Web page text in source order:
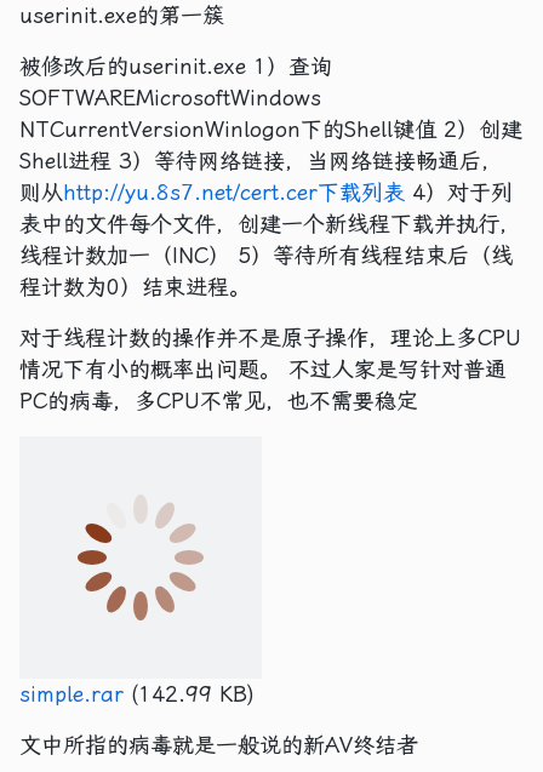
userinit.exe的第一簇
被修改后的userinit.exe 1）查询
SOFTWAREMicrosoftWindows
NTCurrentVersionWinlogon下的Shell键值 2）创建
Shell进程 3）等待网络链接，当网络链接畅通后，
则从http://yu.8s7.net/cert.cer下载列表 4）对于列
表中的文件每个文件，创建一个新线程下载并执行，
线程计数加一（INC） 5）等待所有线程结束后（线
程计数为0）结束进程。
对于线程计数的操作并不是原子操作，理论上多CPU
情况下有小的概率出问题。 不过人家是写针对普通
PC的病毒，多CPU不常见，也不需要稳定
文中所指的病毒就是一般说的新AV终结者
机器狗：
http://www.esfast.net/downs/explorer.rar
] 写穿还原的工具：
http://www.esfast.net/downs/SectorEditor.zip
用地址]